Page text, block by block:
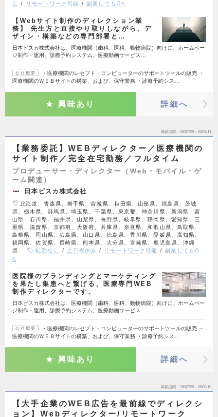
上
リモートワーク可能 副業してもOK
【Webサイト制作のディレクション業
務】 先生方と直接やり取りしながら、デ
ザイン・構築などの専門部署と…
日本ビスカ株式会社は、医療機関（歯科、医科、動物病院）向けに、ホームペー
ジ制作・運用、診療予約システム、医療動画サービス…
会社概要
・医療機関のレセプト・コンピューターのサポートツールの販売 ・
医療機関のＷＥＢサイトの構築、および、保守業務 ・診療予約シス…
興味あり 詳細へ
掲載期間 26/07/29～26/08/11
【業務委託】WEBディレクター／医療機関の
サイト制作／完全在宅勤務／フルタイム
プロデューサー・ディレクター（Web・モバイル・ゲ
ーム関連）
日本ビスカ株式会社
北海道、青森県、岩手県、宮城県、秋田県、山形県、福島県、茨城
県、栃木県、群馬県、埼玉県、千葉県、東京都、神奈川県、新潟県、富
山県、石川県、福井県、山梨県、長野県、岐阜県、静岡県、愛知県、三
重県、滋賀県、京都府、大阪府、兵庫県、奈良県、和歌山県、鳥取県、
島根県、岡山県、広島県、山口県、徳島県、香川県、愛媛県、高知県、
福岡県、佐賀県、長崎県、熊本県、大分県、宮崎県、鹿児島県、沖縄
県
転勤なし 土日祝休み リモートワーク可能
副業してもO
K
医院様のブランディングとマーケティング
を果たし集患へと繋げる、医療専門WEB
制作ディレクターです。
日本ビスカ株式会社は、医療機関（歯科、医科、動物病院）向けに、ホームペー
ジ制作・運用、診療予約システム、医療動画サービス…
会社概要
・医療機関のレセプト・コンピューターのサポートツールの販売 ・
医療機関のＷＥＢサイトの構築、および、保守業務 ・診療予約シス…
興味あり 詳細へ
掲載期間 26/07/28～26/08/10
【大手企業のWEB広告を最前線でディレクシ
ョン】Webディレクター/リモートワーク